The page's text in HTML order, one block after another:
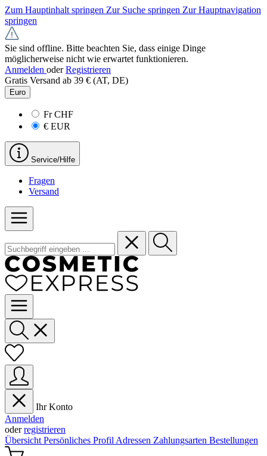
Zum Hauptinhalt springen Zur Suche springen Zur Hauptnavigation
springen
Sie sind offline. Bitte beachten Sie, dass einige Dinge
möglicherweise nicht wie erwartet funktionieren.
Anmelden oder Registrieren
Gratis Versand ab 39 € (AT, DE)
Euro
FrCHF
€ EUR
Service/Hilfe
Fragen
Versand
Ihr Konto
Anmelden
oderregistrieren
Übersicht Persönliches Profil Adressen Zahlungsarten Bestellungen